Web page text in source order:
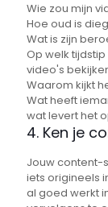
Wie zou mijn
Hoe oud is
Wat is zijn
Op welk
video's
Waarom kijkt
Wat heeft
wat levert het
4. Ken je
Jouw content-
iets origineels
al goed werkt